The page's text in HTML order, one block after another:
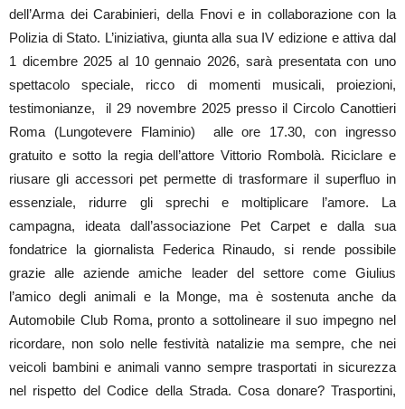
dell’Arma dei Carabinieri, della Fnovi e in collaborazione con la
Polizia di Stato. L’iniziativa, giunta alla sua IV edizione e attiva dal
1 dicembre 2025 al 10 gennaio 2026, sarà presentata con uno
spettacolo speciale, ricco di momenti musicali, proiezioni,
testimonianze, il 29 novembre 2025 presso il Circolo Canottieri
Roma (Lungotevere Flaminio) alle ore 17.30, con ingresso
gratuito e sotto la regia dell’attore Vittorio Rombolà. Riciclare e
riusare gli accessori pet permette di trasformare il superfluo in
essenziale, ridurre gli sprechi e moltiplicare l’amore. La
campagna, ideata dall’associazione Pet Carpet e dalla sua
fondatrice la giornalista Federica Rinaudo, si rende possibile
grazie alle aziende amiche leader del settore come Giulius
l’amico degli animali e la Monge, ma è sostenuta anche da
Automobile Club Roma, pronto a sottolineare il suo impegno nel
ricordare, non solo nelle festività natalizie ma sempre, che nei
veicoli bambini e animali vanno sempre trasportati in sicurezza
nel rispetto del Codice della Strada. Cosa donare? Trasportini,